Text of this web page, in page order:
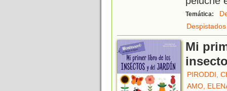
Temática:
Despistados
Mi
PIRODDI,
AMO,